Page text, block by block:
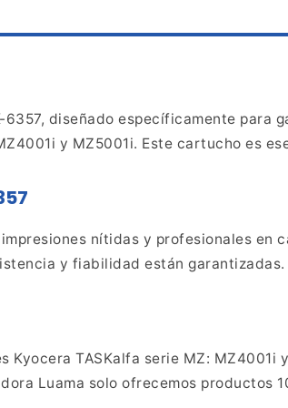
diseñado específicamente para
y MZ5001i. Este cartucho es
nítidas y profesionales en
y fiabilidad están garantizadas.
TASKalfa serie MZ: MZ4001i
Luama solo ofrecemos productos